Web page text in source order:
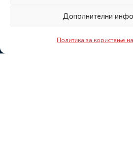
Дополнителни
Политика за користење